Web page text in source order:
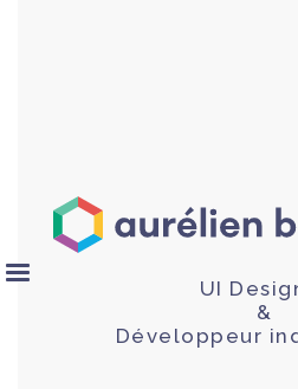
UI
&
Développeur